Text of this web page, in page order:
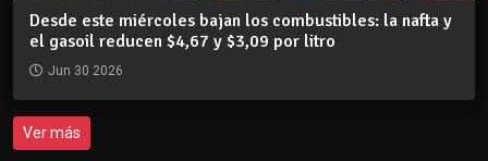
Desde este miércoles bajan los combustibles: la nafta y
el gasoil reducen $4,67 y $3,09 por litro
Jun 30 2026
Ver más